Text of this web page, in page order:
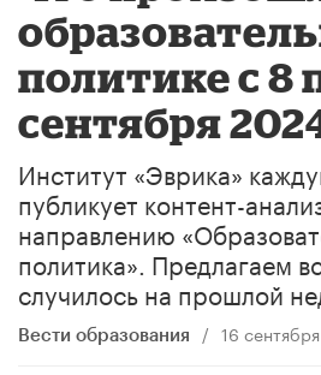
политике с 8
сентября
Институт «Эврика»
публикует контент-
направлению
политика». Предлагаем
случилось на прошлой
Вести образования / 16